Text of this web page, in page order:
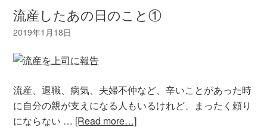
流産したあの日のこと①
流産、退職、病気、夫婦不仲など、辛いことがあった時
に自分の親が支えになる人もいるけれど、まったく頼り
にならない … [Read more…]